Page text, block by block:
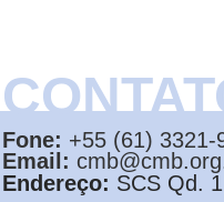
Fone: +55 (61) 3321-
Email:
Endereço: SCS Qd.